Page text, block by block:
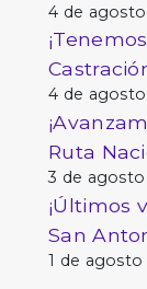
4 de
4 de
Ruta
3 de
¡Últimos
San
1 de agosto